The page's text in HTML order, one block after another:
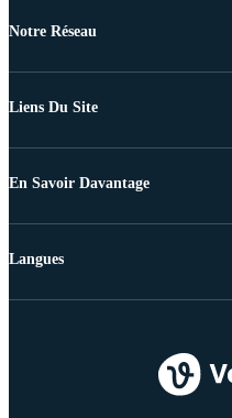
Notre Réseau
Liens Du Site
En Savoir Davantage
Langues